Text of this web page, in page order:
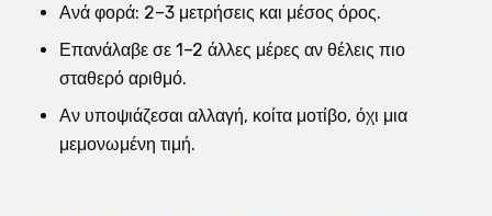
Ανά φορά: 2–3 μετρήσεις και μέσος όρος.
Επανάλαβε σε 1–2 άλλες μέρες αν θέλεις πιο
σταθερό αριθμό.
Αν υποψιάζεσαι αλλαγή, κοίτα μοτίβο, όχι μια
μεμονωμένη τιμή.